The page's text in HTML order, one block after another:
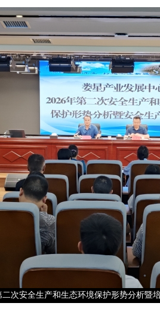
次安全生产和生态环境保护形势分析暨